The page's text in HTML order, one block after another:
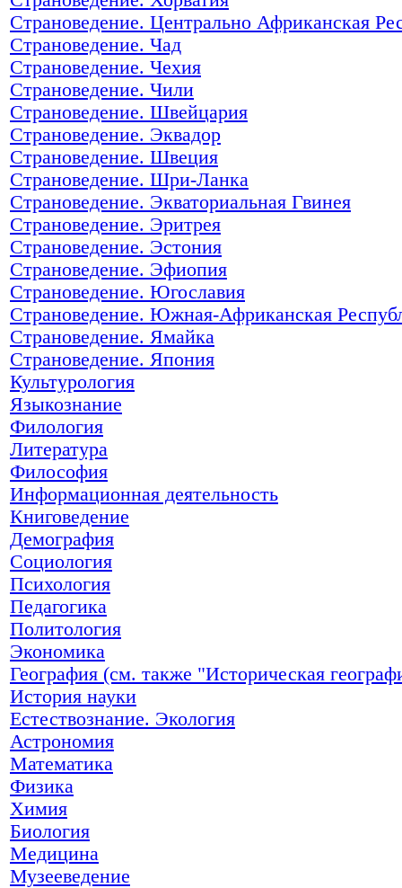
Страноведение. Центрально Африканская
Страноведение. Чад
Страноведение. Чехия
Страноведение. Чили
Страноведение. Швейцария
Страноведение. Эквадор
Страноведение. Швеция
Страноведение. Шри-Ланка
Страноведение. Экваториальная Гвинея
Страноведение. Эритрея
Страноведение. Эстония
Страноведение. Эфиопия
Страноведение. Югославия
Страноведение. Южная-Африканская
Страноведение. Ямайка
Страноведение. Япония
Культурология
Языкознание
Филология
Литература
Философия
Информационная деятельность
Книговедение
Демография
Социология
Психология
Педагогика
Политология
Экономика
География (см. также "Историческая
История науки
Естествознание. Экология
Астрономия
Математика
Физика
Химия
Биология
Медицина
Музееведение